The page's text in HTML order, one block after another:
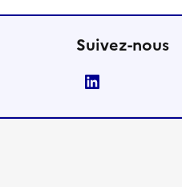
Suivez-nous